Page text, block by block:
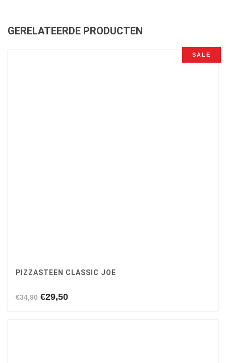
GERELATEERDE PRODUCTEN
SALE
PIZZASTEEN CLASSIC JOE
€34,90 Oorspronkelijke
was:
€29,50Huidige
is: